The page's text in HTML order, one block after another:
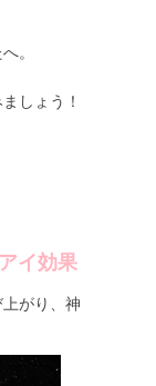
。
しょう！
イ効果
がり、神